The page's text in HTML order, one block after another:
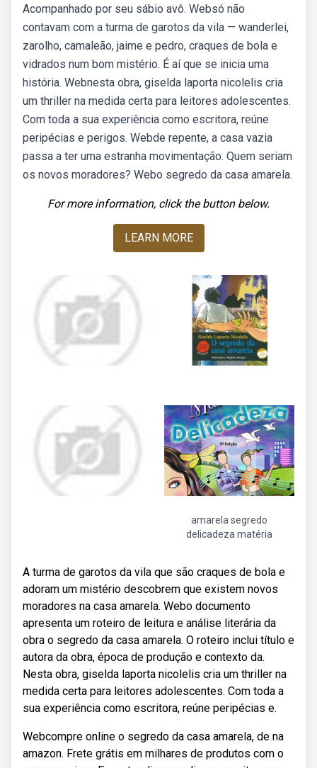
Acompanhado por seu sábio avô. Websó não
contavam com a turma de garotos da vila — wanderlei,
zarolho, camaleão, jaime e pedro, craques de bola e
vidrados num bom mistério. É aí que se inicia uma
história. Webnesta obra, giselda laporta nicolelis cria
um thriller na medida certa para leitores adolescentes.
Com toda a sua experiência como escritora, reúne
peripécias e perigos. Webde repente, a casa vazia
passa a ter uma estranha movimentação. Quem seriam
os novos moradores? Webo segredo da casa amarela.
For more information, click the button below.
LEARN MORE
amarela segredo
delicadeza matéria
A turma de garotos da vila que são craques de bola e
adoram um mistério descobrem que existem novos
moradores na casa amarela. Webo documento
apresenta um roteiro de leitura e análise literária da
obra o segredo da casa amarela. O roteiro inclui título e
autora da obra, época de produção e contexto da.
Nesta obra, giselda laporta nicolelis cria um thriller na
medida certa para leitores adolescentes. Com toda a
sua experiência como escritora, reúne peripécias e.
Webcompre online o segredo da casa amarela, de na
amazon. Frete grátis em milhares de produtos com o